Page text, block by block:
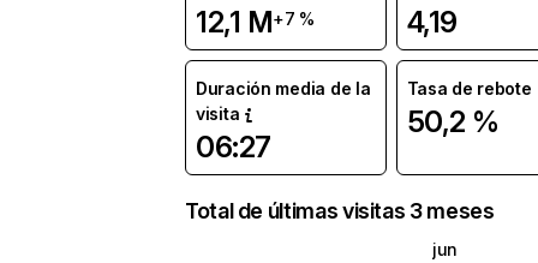
12,1 M+7 % 4,19
Duración media de la
visita
06:27
Tasa de rebote
50,2 %
Total de últimas visitas 3 meses
jun